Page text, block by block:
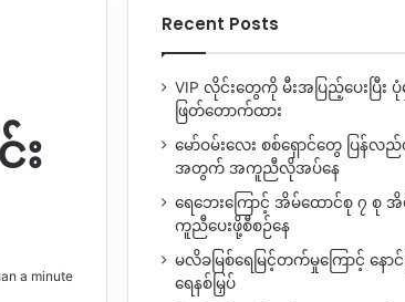
း
a minute
Recent Posts
VIP လိုင်းတွေကို မီးအပြည့်ပေးပြီး
ဖြတ်တောက်ထား
မော်ဝမ်းလေး စစ်ရှောင်တွေ ပြန်လ
အတွက် အကူညီလိုအပ်နေ
ရေဘေးကြောင့် အိမ်ထောင်စု ၇ စု အိမ်
ကူညီပေးဖို့စီစဉ်နေ
မလိခမြစ်ရေမြင့်တက်မှုကြောင့် နေ
ရေနစ်မြှပ်